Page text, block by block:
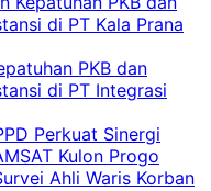
di PT Kala Prana
PKB dan
di PT Integrasi
Perkuat Sinergi
Kulon Progo
Ahli Waris Korban